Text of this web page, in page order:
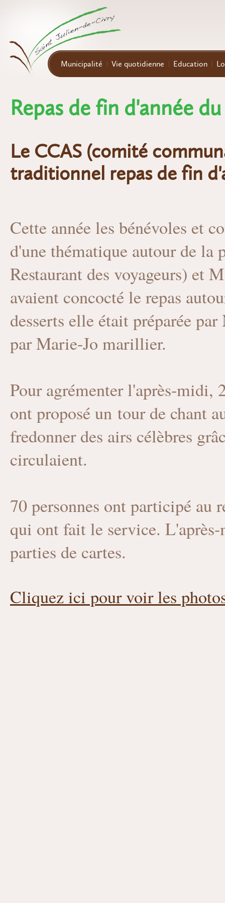
Municipalité Vie quotidienne Education
Repas de fin d'année
Le CCAS (comité
traditionnel repas de fin
Cette année les bénévoles et
d'une thématique autour de
Restaurant des voyageurs) et
avaient concocté le repas
desserts elle était préparée
par Marie-Jo marillier.
Pour agrémenter l'après-midi,
ont proposé un tour de chant
fredonner des airs célèbres
circulaient.
70 personnes ont participé au
qui ont fait le service.
parties de cartes.
Cliquez ici pour voir les